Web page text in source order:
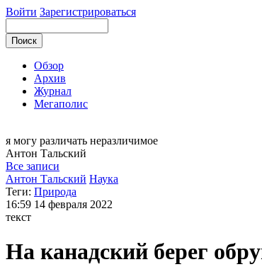
Войти Зарегистрироваться
Обзор
Архив
Журнал
Мегаполис
я могу различать неразличимое
Антон Тальский
Все записи
Антон Тальский Наука
Теги: Природа
16:59 14 февраля 2022
текст
На канадский берег